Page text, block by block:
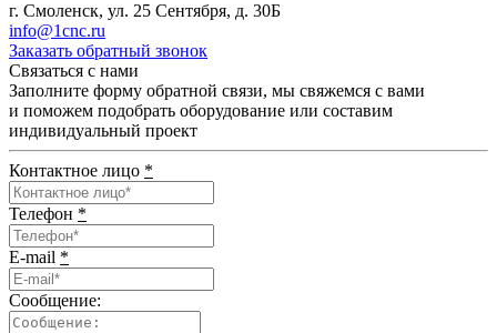
г. Смоленск, ул. 25 Сентября, д. 30Б
info@1cnc.ru
Заказать обратный звонок
Связаться с нами
Заполните форму обратной связи, мы свяжемся с вами
и поможем подобрать оборудование или составим
индивидуальный проект
Контактное лицо *
Телефон *
E-mail *
Сообщение: